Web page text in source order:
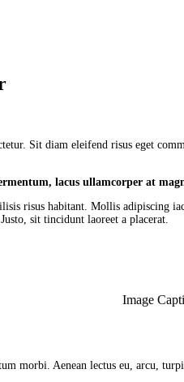
Sit diam eleifend risus eget
lacus ullamcorper at
risus habitant. Mollis
sit tincidunt laoreet a placerat.
Image
morbi. Aenean lectus eu, arcu,